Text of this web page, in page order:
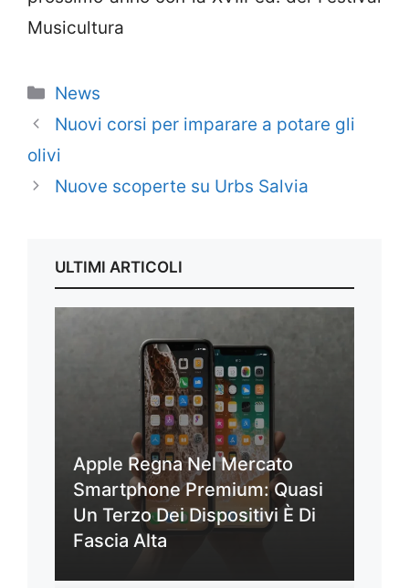
Musicultura
Categorie
News
Nuovi corsi per imparare a potare gli
olivi
Nuove scoperte su Urbs Salvia
ULTIMI ARTICOLI
Apple Regna Nel Mercato
Smartphone Premium: Quasi
Un Terzo Dei Dispositivi È Di
Fascia Alta